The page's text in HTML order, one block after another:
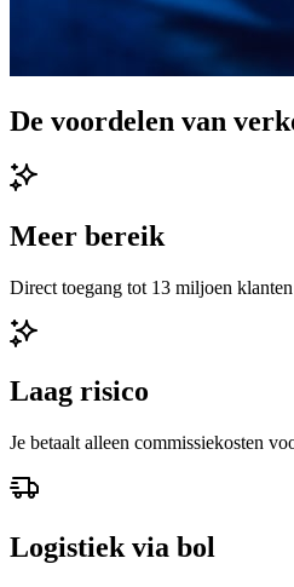
De voordelen van
Meer bereik
Direct toegang tot 13 miljoen
Laag risico
Je betaalt alleen commissiekosten
Logistiek via bol